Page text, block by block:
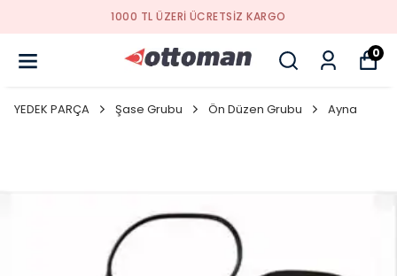
1000 TL ÜZERI ÜCRETSIZ KARGO
0
YEDEK PARÇA Şase Grubu Ön Düzen Grubu Ayna